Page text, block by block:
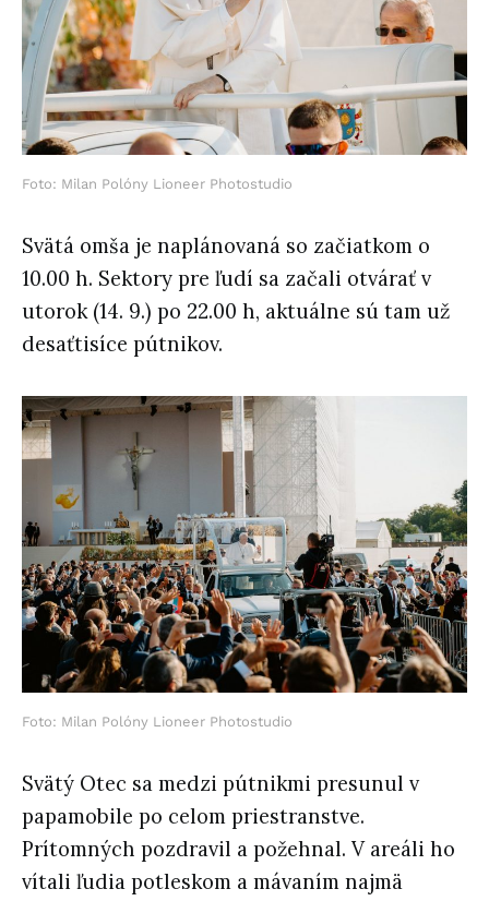
Foto: Milan Polóny Lioneer Photostudio
Svätá omša je naplánovaná so začiatkom o
10.00 h. Sektory pre ľudí sa začali otvárať v
utorok (14. 9.) po 22.00 h, aktuálne sú tam už
desaťtisíce pútnikov.
Foto: Milan Polóny Lioneer Photostudio
Svätý Otec sa medzi pútnikmi presunul v
papamobile po celom priestranstve.
Prítomných pozdravil a požehnal. V areáli ho
vítali ľudia potleskom a mávaním najmä